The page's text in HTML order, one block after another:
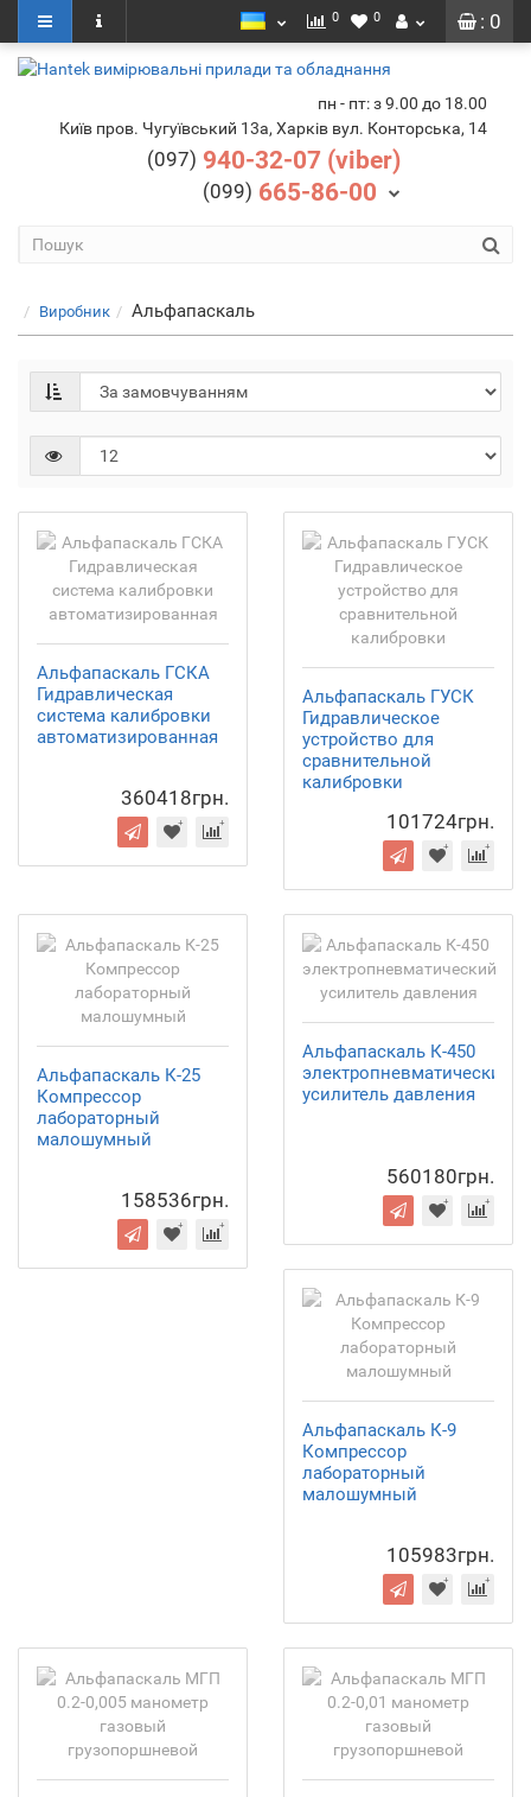
: 0
0 0
пн - пт: з 9.00 до 18.00
Київ пров. Чугуївський 13а, Харків вул. Конторська, 14
(097) 940-32-07 (viber)
(099) 665-86-00
Виробник Альфапаскаль
Альфапаскаль ГСКА
Гидравлическая
система калибровки
автоматизированная
360418грн.
Альфапаскаль ГУСК
Гидравлическое
устройство для
сравнительной
калибровки
101724грн.
Альфапаскаль К-25
Компрессор
лабораторный
малошумный
158536грн.
Альфапаскаль К-450
электропневматический
усилитель давления
560180грн.
Альфапаскаль К-9
Компрессор
лабораторный
малошумный
105983грн.